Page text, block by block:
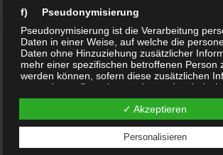
--- Highlights ---
Peressigsäure in Alkohol
Wasserstoffperoxid 3% Spray/Gel
PES: Peressigsäure Basic
f) Pseudonymisierung
Pseudonymisierung ist die Verarbeitung
Daten in einer Weise, auf welche die
Daten ohne Hinzuziehung zusätzlicher
mehr einer spezifischen betroffenen Person
werden können, sofern diese zusätzlichen
gesondert aufbewahrt werden und
organisatorischen Maßnahmen unterliegen,
gewährleisten, dass die personenbezogenen
einer identifizierten oder identifizierbaren
g) Verantwortlicher oder für die
✓ Akzeptieren
Personalisieren